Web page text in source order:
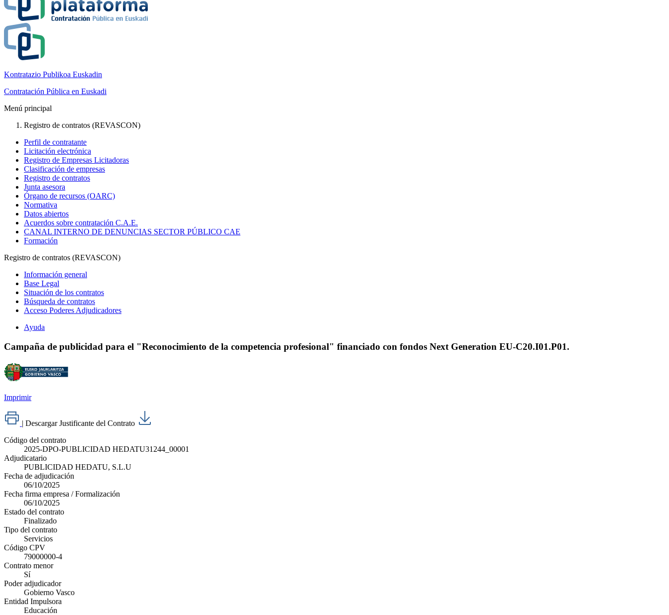
Kontratazio Publikoa Euskadin
Contratación Pública en Euskadi
Menú principal
Registro de contratos (REVASCON)
Perfil de contratante
Licitación electrónica
Registro de Empresas Licitadoras
Clasificación de empresas
Registro de contratos
Junta asesora
Órgano de recursos (OARC)
Normativa
Datos abiertos
Acuerdos sobre contratación C.A.E.
CANAL INTERNO DE DENUNCIAS SECTOR PÚBLICO CAE
Formación
Registro de contratos (REVASCON)
Información general
Base Legal
Situación de los contratos
Búsqueda de contratos
Acceso Poderes Adjudicadores
Ayuda
Campaña de publicidad para el "Reconocimiento de la competencia profesional" financiado con fondos Next Generation EU-C20.I01.P01.
Imprimir
| Descargar Justificante del Contrato
Código del contrato
2025-DPO-PUBLICIDAD HEDATU31244_00001
Adjudicatario
PUBLICIDAD HEDATU, S.L.U
Fecha de adjudicación
06/10/2025
Fecha firma empresa / Formalización
06/10/2025
Estado del contrato
Finalizado
Tipo del contrato
Servicios
Código CPV
79000000-4
Contrato menor
Sí
Poder adjudicador
Gobierno Vasco
Entidad Impulsora
Educación